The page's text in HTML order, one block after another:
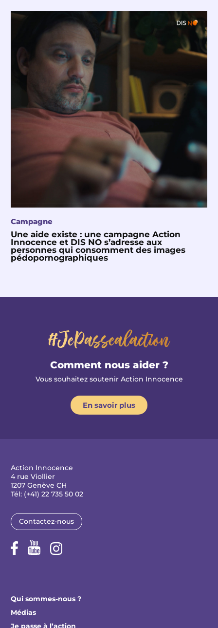
Une aide existe : une campagne Action
Innocence et DIS NO s’adresse aux
personnes qui consomment des images
pédopornographiques
Campagne
#JePassealaction
Comment nous aider ?
Vous souhaitez soutenir Action Innocence
En savoir plus
Action Innocence
4 rue Viollier
1207 Genève CH
Tél: (+41) 22 735 50 02
Contactez-nous
Qui sommes-nous ?
Médias
Je passe à l’action